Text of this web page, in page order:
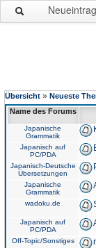
Neueintrag
Übersicht » Neueste
Name des Forums
Japanische
Grammatik
Japanisch auf
PC/PDA
Japanisch-Deutsche
Übersetzungen
Japanische
Grammatik
wadoku.de
Japanisch auf
PC/PDA
Off-Topic/Sonstiges